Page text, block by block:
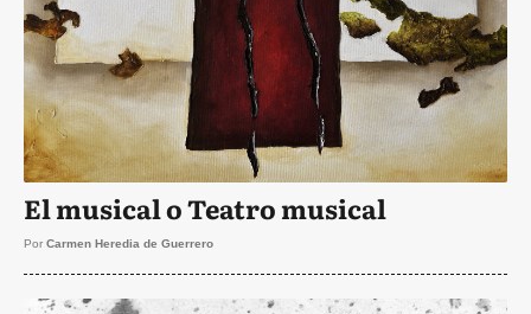
El musical o Teatro musical
Por Carmen Heredia de Guerrero